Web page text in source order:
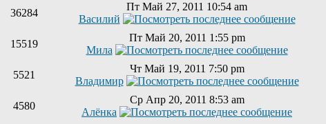
36284
Пт Май 27, 2011 10:54 am
Василий
15519
Пт Май 20, 2011 1:55 pm
Мила
5521
Чт Май 19, 2011 7:50 pm
Владимир
4580
Ср Апр 20, 2011 8:53 am
Алёнка